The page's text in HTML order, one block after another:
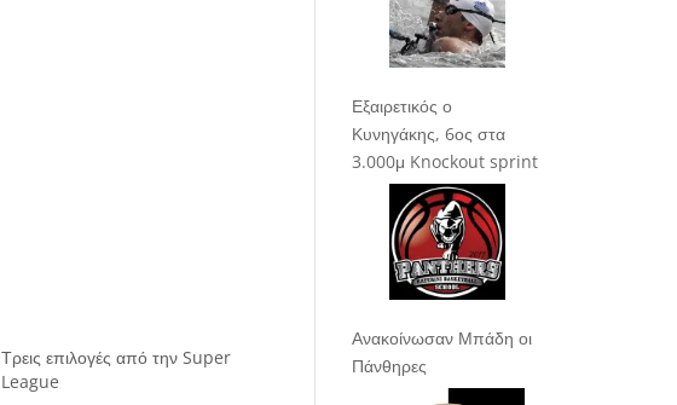
Τρεις επιλογές από την Super
League
Εξαιρετικός ο
Κυνηγάκης, 6ος στα
3.000μ Knockout sprint
Ανακοίνωσαν Μπάδη οι
Πάνθηρες